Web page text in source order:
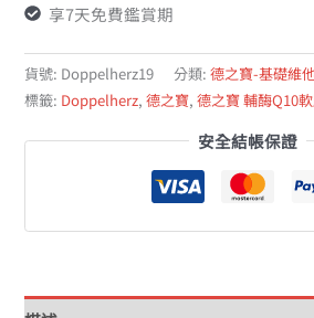
享7天免費鑑賞期
貨號: Doppelherz19 分類:德之寶-基礎維
標籤: Doppelherz,德之寶,德之寶 輔酶Q10
安全結帳保證